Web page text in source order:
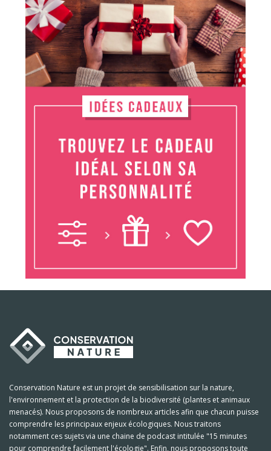
Conservation Nature est un projet de sensibilisation sur la nature,
l'environnement et la protection de la biodiversité (plantes et animaux
menacés). Nous proposons de nombreux articles afin que chacun puisse
comprendre les principaux enjeux écologiques. Nous traitons
notamment ces sujets via une chaine de podcast intitulée "15 minutes
pour comprendre facilement l'écologie". Enfin, nous proposons toute